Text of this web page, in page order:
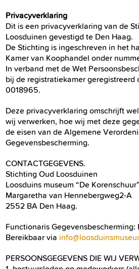
Privacyverklaring
Dit is een privacyverklaring van de
Loosduinen gevestigd te Den Haag.
De Stichting is ingeschreven in het
Kamer van Koophandel onder
In verband met de Wet
bij de registratiekamer geregistreerd
0018965.
Deze privacyverklaring omschrijft
wij verwerken, hoe wij met deze
de eisen van de Algemene
Gegevensbescherming.
CONTACTGEGEVENS.
Stichting Oud Loosduinen
Loosduins museum “De Korenschuur”
Margaretha van Hennebergweg2-A
2552 BA Den Haag.
Functionaris Gegevensbescherming:
Bereikbaar via
PERSOONSGEGEVENS DIE WIJ